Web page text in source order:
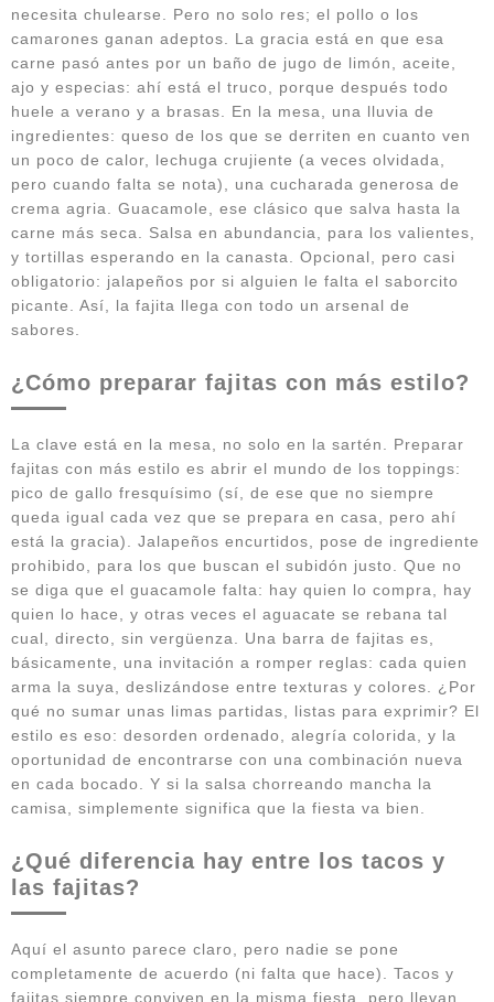
necesita chulearse. Pero no solo res; el pollo o los
camarones ganan adeptos. La gracia está en que esa
carne pasó antes por un baño de jugo de limón, aceite,
ajo y especias: ahí está el truco, porque después todo
huele a verano y a brasas. En la mesa, una lluvia de
ingredientes: queso de los que se derriten en cuanto ven
un poco de calor, lechuga crujiente (a veces olvidada,
pero cuando falta se nota), una cucharada generosa de
crema agria. Guacamole, ese clásico que salva hasta la
carne más seca. Salsa en abundancia, para los valientes,
y tortillas esperando en la canasta. Opcional, pero casi
obligatorio: jalapeños por si alguien le falta el saborcito
picante. Así, la fajita llega con todo un arsenal de
sabores.
¿Cómo preparar fajitas con más estilo?
La clave está en la mesa, no solo en la sartén. Preparar
fajitas con más estilo es abrir el mundo de los toppings:
pico de gallo fresquísimo (sí, de ese que no siempre
queda igual cada vez que se prepara en casa, pero ahí
está la gracia). Jalapeños encurtidos, pose de ingrediente
prohibido, para los que buscan el subidón justo. Que no
se diga que el guacamole falta: hay quien lo compra, hay
quien lo hace, y otras veces el aguacate se rebana tal
cual, directo, sin vergüenza. Una barra de fajitas es,
básicamente, una invitación a romper reglas: cada quien
arma la suya, deslizándose entre texturas y colores. ¿Por
qué no sumar unas limas partidas, listas para exprimir? El
estilo es eso: desorden ordenado, alegría colorida, y la
oportunidad de encontrarse con una combinación nueva
en cada bocado. Y si la salsa chorreando mancha la
camisa, simplemente significa que la fiesta va bien.
¿Qué diferencia hay entre los tacos y
las fajitas?
Aquí el asunto parece claro, pero nadie se pone
completamente de acuerdo (ni falta que hace). Tacos y
fajitas siempre conviven en la misma fiesta, pero llevan